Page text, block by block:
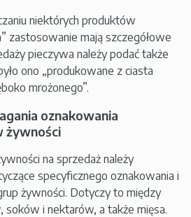
niektórych produktów
zastosowanie mają szczegółowe
pieczywa należy podać także
ono „produkowane z ciasta
mrożonego”.
oznakowania
żywności
na sprzedaż należy
specyficznego oznakowania i
żywności. Dotyczy to między
soków i nektarów, a także mięsa.